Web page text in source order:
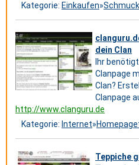
Kategorie: Einkaufen»Schmuck
dein Clan
Ihr
Clanpage
Clan?
Clanpage
http://www.clanguru.de
Kategorie: Internet»
Teppiche